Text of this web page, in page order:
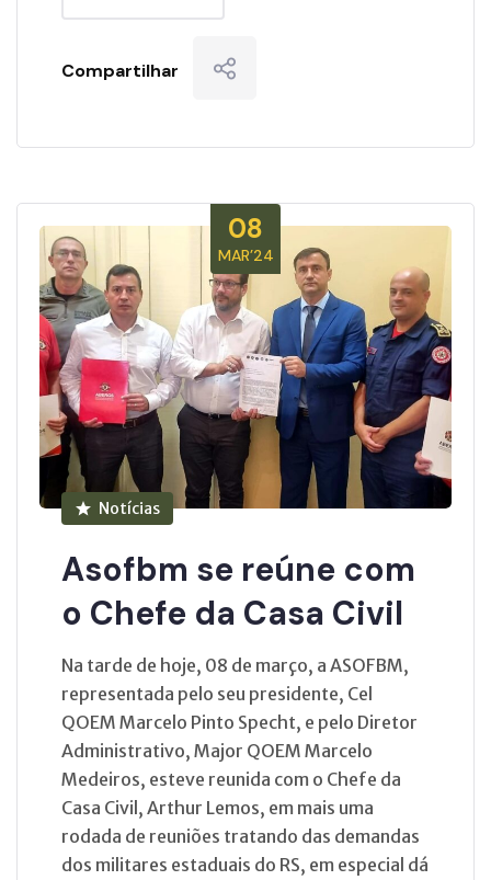
Compartilhar
08
MAR’24
Notícias
Asofbm se reúne com
o Chefe da Casa Civil
Na tarde de hoje, 08 de março, a ASOFBM,
representada pelo seu presidente, Cel
QOEM Marcelo Pinto Specht, e pelo Diretor
Administrativo, Major QOEM Marcelo
Medeiros, esteve reunida com o Chefe da
Casa Civil, Arthur Lemos, em mais uma
rodada de reuniões tratando das demandas
dos militares estaduais do RS, em especial dá